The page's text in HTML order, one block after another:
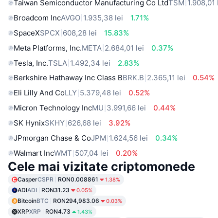
Taiwan Semiconductor Manufacturing Co LtdTSM 1.908,01
Broadcom IncAVGO 1.935,38 lei
1.71%
SpaceXSPCX 608,28 lei
15.83%
Meta Platforms, Inc.META 2.684,01 lei
0.37%
Tesla, Inc.TSLA 1.492,34 lei
2.83%
Berkshire Hathaway Inc Class BBRK.B 2.365,11 lei
0.54%
Eli Lilly And CoLLY 5.379,48 lei
0.52%
Micron Technology IncMU 3.991,66 lei
0.44%
SK HynixSKHY 626,68 lei
3.92%
JPmorgan Chase & CoJPM 1.624,56 lei
0.34%
Walmart IncWMT 507,04 lei 0.20%
Cele mai vizitate criptomonede
CasperCSPR RON0.008861 1.38%
ADIADI RON31.23 0.05%
BitcoinBTC RON294,983.06 0.03%
XRPXRP RON4.73 1.43%